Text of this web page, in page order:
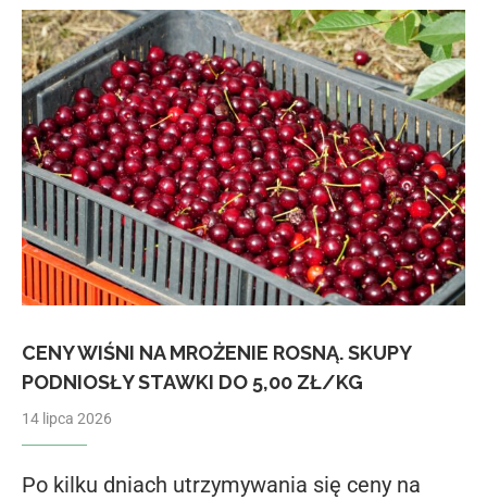
CENY WIŚNI NA MROŻENIE ROSNĄ. SKUPY
PODNIOSŁY STAWKI DO 5,00 ZŁ/KG
14 lipca 2026
Po kilku dniach utrzymywania się ceny na